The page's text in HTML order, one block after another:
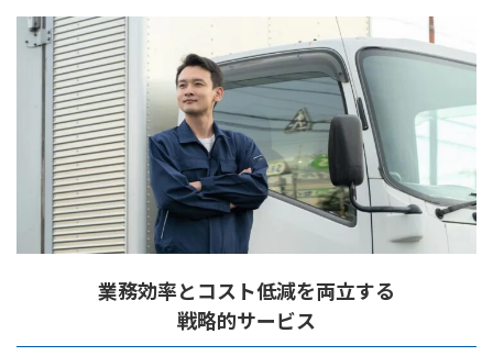
業務効率とコスト低減を両立する
戦略的サービス